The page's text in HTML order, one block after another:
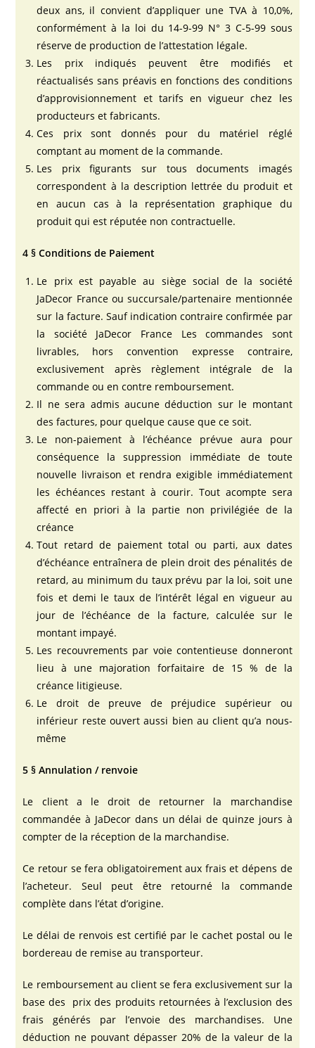
deux ans, il convient d’appliquer une TVA à 10,0%,
conformément à la loi du 14-9-99 N° 3 C-5-99 sous
réserve de production de l’attestation légale.
Les prix indiqués peuvent être modifiés et
réactualisés sans préavis en fonctions des conditions
d’approvisionnement et tarifs en vigueur chez les
producteurs et fabricants.
Ces prix sont donnés pour du matériel réglé
comptant au moment de la commande.
Les prix figurants sur tous documents imagés
correspondent à la description lettrée du produit et
en aucun cas à la représentation graphique du
produit qui est réputée non contractuelle.
4 § Conditions de Paiement
Le prix est payable au siège social de la société
JaDecor France ou succursale/partenaire mentionnée
sur la facture. Sauf indication contraire confirmée par
la société JaDecor France Les commandes sont
livrables, hors convention expresse contraire,
exclusivement après règlement intégrale de la
commande ou en contre remboursement.
Il ne sera admis aucune déduction sur le montant
des factures, pour quelque cause que ce soit.
Le non-paiement à l’échéance prévue aura pour
conséquence la suppression immédiate de toute
nouvelle livraison et rendra exigible immédiatement
les échéances restant à courir. Tout acompte sera
affecté en priori à la partie non privilégiée de la
créance
Tout retard de paiement total ou parti, aux dates
d’échéance entraînera de plein droit des pénalités de
retard, au minimum du taux prévu par la loi, soit une
fois et demi le taux de l’intérêt légal en vigueur au
jour de l’échéance de la facture, calculée sur le
montant impayé.
Les recouvrements par voie contentieuse donneront
lieu à une majoration forfaitaire de 15 % de la
créance litigieuse.
Le droit de preuve de préjudice supérieur ou
inférieur reste ouvert aussi bien au client qu’a nous-
même
5 § Annulation / renvoie
Le client a le droit de retourner la marchandise
commandée à JaDecor dans un délai de quinze jours à
compter de la réception de la marchandise.
Ce retour se fera obligatoirement aux frais et dépens de
l’acheteur. Seul peut être retourné la commande
complète dans l’état d’origine.
Le délai de renvois est certifié par le cachet postal ou le
bordereau de remise au transporteur.
Le remboursement au client se fera exclusivement sur la
base des prix des produits retournées à l’exclusion des
frais générés par l’envoie des marchandises. Une
déduction ne pouvant dépasser 20% de la valeur de la